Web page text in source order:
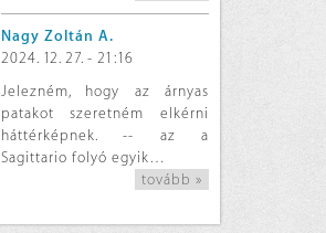
Nagy Zoltán A.
2024. 12. 27. - 21:16
Jelezném, hogy az árnyas
patakot szeretném elkérni
háttérképnek. -- az a
Sagittario folyó egyik…
tovább »